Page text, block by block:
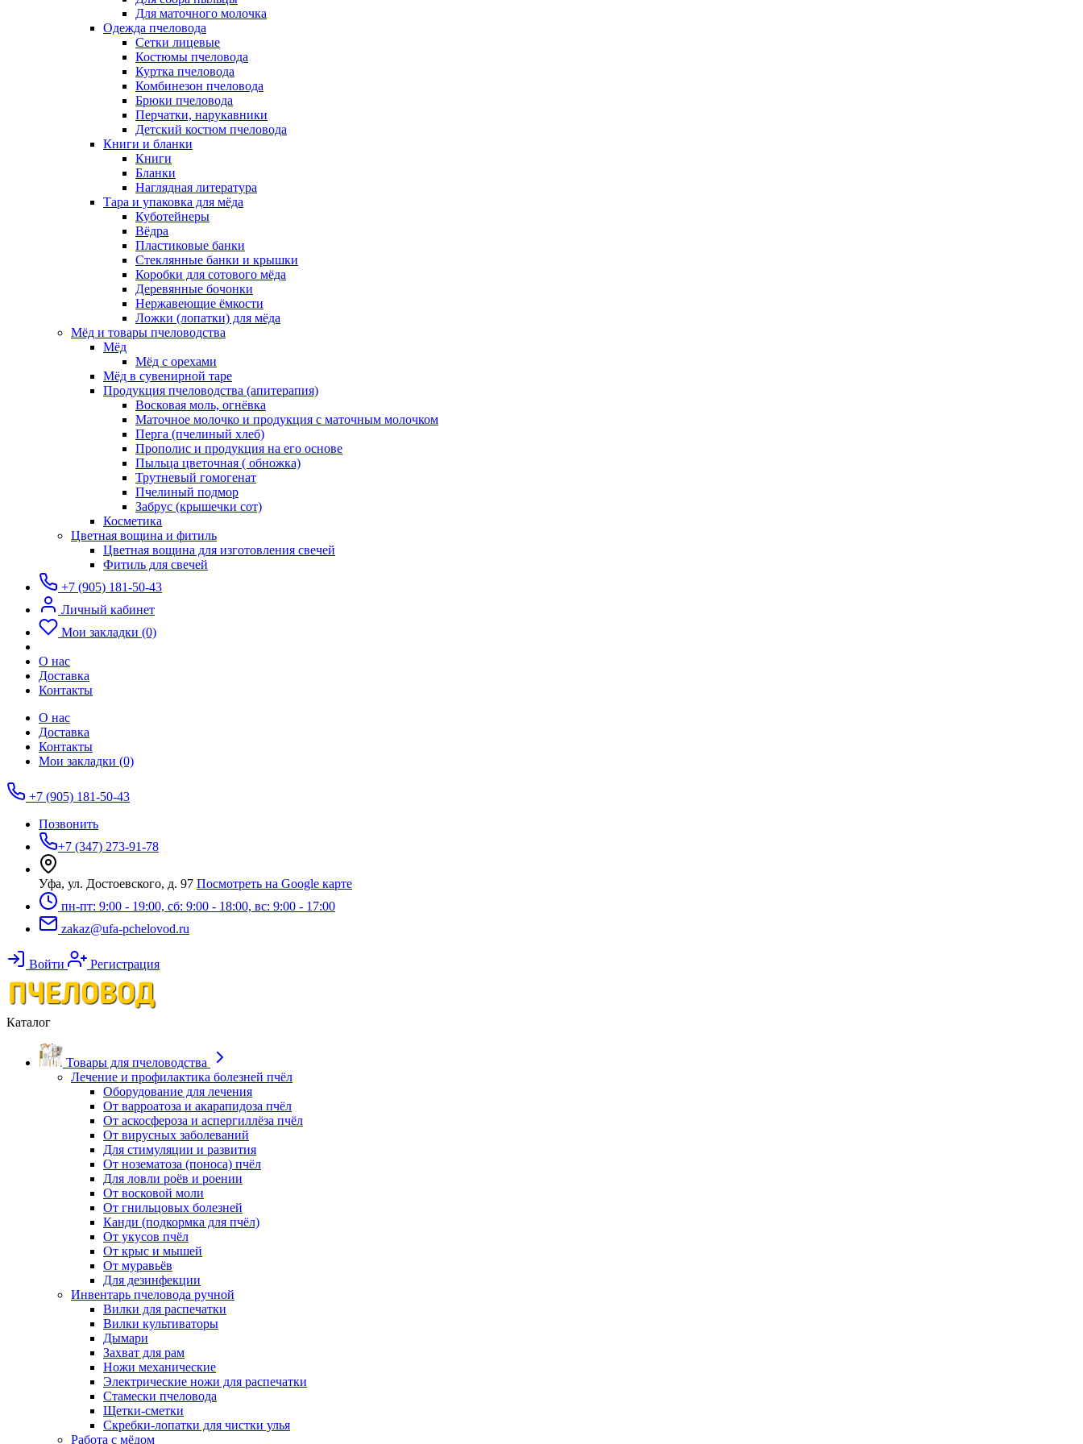
Для маточного молочка
Одежда пчеловода
Сетки лицевые
Костюмы пчеловода
Куртка пчеловода
Комбинезон пчеловода
Брюки пчеловода
Перчатки, нарукавники
Детский костюм пчеловода
Книги и бланки
Книги
Бланки
Наглядная литература
Тара и упаковка для мёда
Куботейнеры
Вёдра
Пластиковые банки
Стеклянные банки и крышки
Коробки для сотового мёда
Деревянные бочонки
Нержавеющие ёмкости
Ложки (лопатки) для мёда
Мёд и товары пчеловодства
Мёд
Мёд с орехами
Мёд в сувенирной таре
Продукция пчеловодства (апитерапия)
Восковая моль, огнёвка
Маточное молочко и продукция с маточным молочком
Перга (пчелиный хлеб)
Прополис и продукция на его основе
Пыльца цветочная ( обножка)
Трутневый гомогенат
Пчелиный подмор
Забрус (крышечки сот)
Косметика
Цветная вощина и фитиль
Цветная вощина для изготовления свечей
Фитиль для свечей
+7 (905) 181-50-43
Личный кабинет
Мои закладки (0)
О нас
Доставка
Контакты
О нас
Доставка
Контакты
Мои закладки (0)
+7 (905) 181-50-43
Позвонить
+7 (347) 273-91-78
Уфа, ул. Достоевского, д. 97 Посмотреть на Google карте
пн-пт: 9:00 - 19:00, сб: 9:00 - 18:00, вс: 9:00 - 17:00
zakaz@ufa-pchelovod.ru
Войти Регистрация
Каталог
Товары для пчеловодства
Лечение и профилактика болезней пчёл
Оборудование для лечения
От варроатоза и акарапидоза пчёл
От аскосфероза и аспергиллёза пчёл
От вирусных заболеваний
Для стимуляции и развития
От нозематоза (поноса) пчёл
Для ловли роёв и роении
От восковой моли
От гнильцовых болезней
Канди (подкормка для пчёл)
От укусов пчёл
От крыс и мышей
От муравьёв
Для дезинфекции
Инвентарь пчеловода ручной
Вилки для распечатки
Вилки культиваторы
Дымари
Захват для рам
Ножи механические
Электрические ножи для распечатки
Стамески пчеловода
Щетки-сметки
Скребки-лопатки для чистки улья
Работа с мёдом